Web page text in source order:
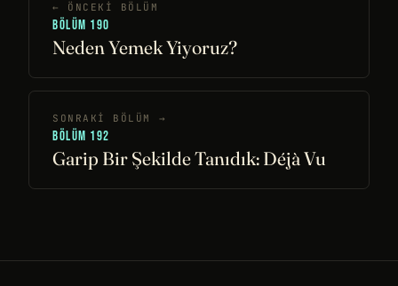
← ÖNCEKI BÖLÜM
BÖLÜM 190
Neden Yemek Yiyoruz?
SONRAKI BÖLÜM →
BÖLÜM 192
Garip Bir Şekilde Tanıdık: Déjà Vu